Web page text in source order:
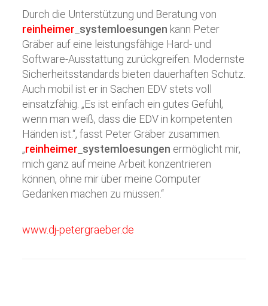
Durch die Unterstützung und Beratung von
reinheimer systemloesungen kann Peter
Gräber auf eine leistungsfähige Hard- und
Software-Ausstattung zurückgreifen. Modernste
Sicherheitsstandards bieten dauerhaften Schutz.
Auch mobil ist er in Sachen EDV stets voll
einsatzfähig. „Es ist einfach ein gutes Gefühl,
wenn man weiß, dass die EDV in kompetenten
Händen ist.“, fasst Peter Gräber zusammen.
„reinheimer systemloesungen ermöglicht mir,
mich ganz auf meine Arbeit konzentrieren
können, ohne mir über meine Computer
Gedanken machen zu müssen.“
www.dj-petergraeber.de